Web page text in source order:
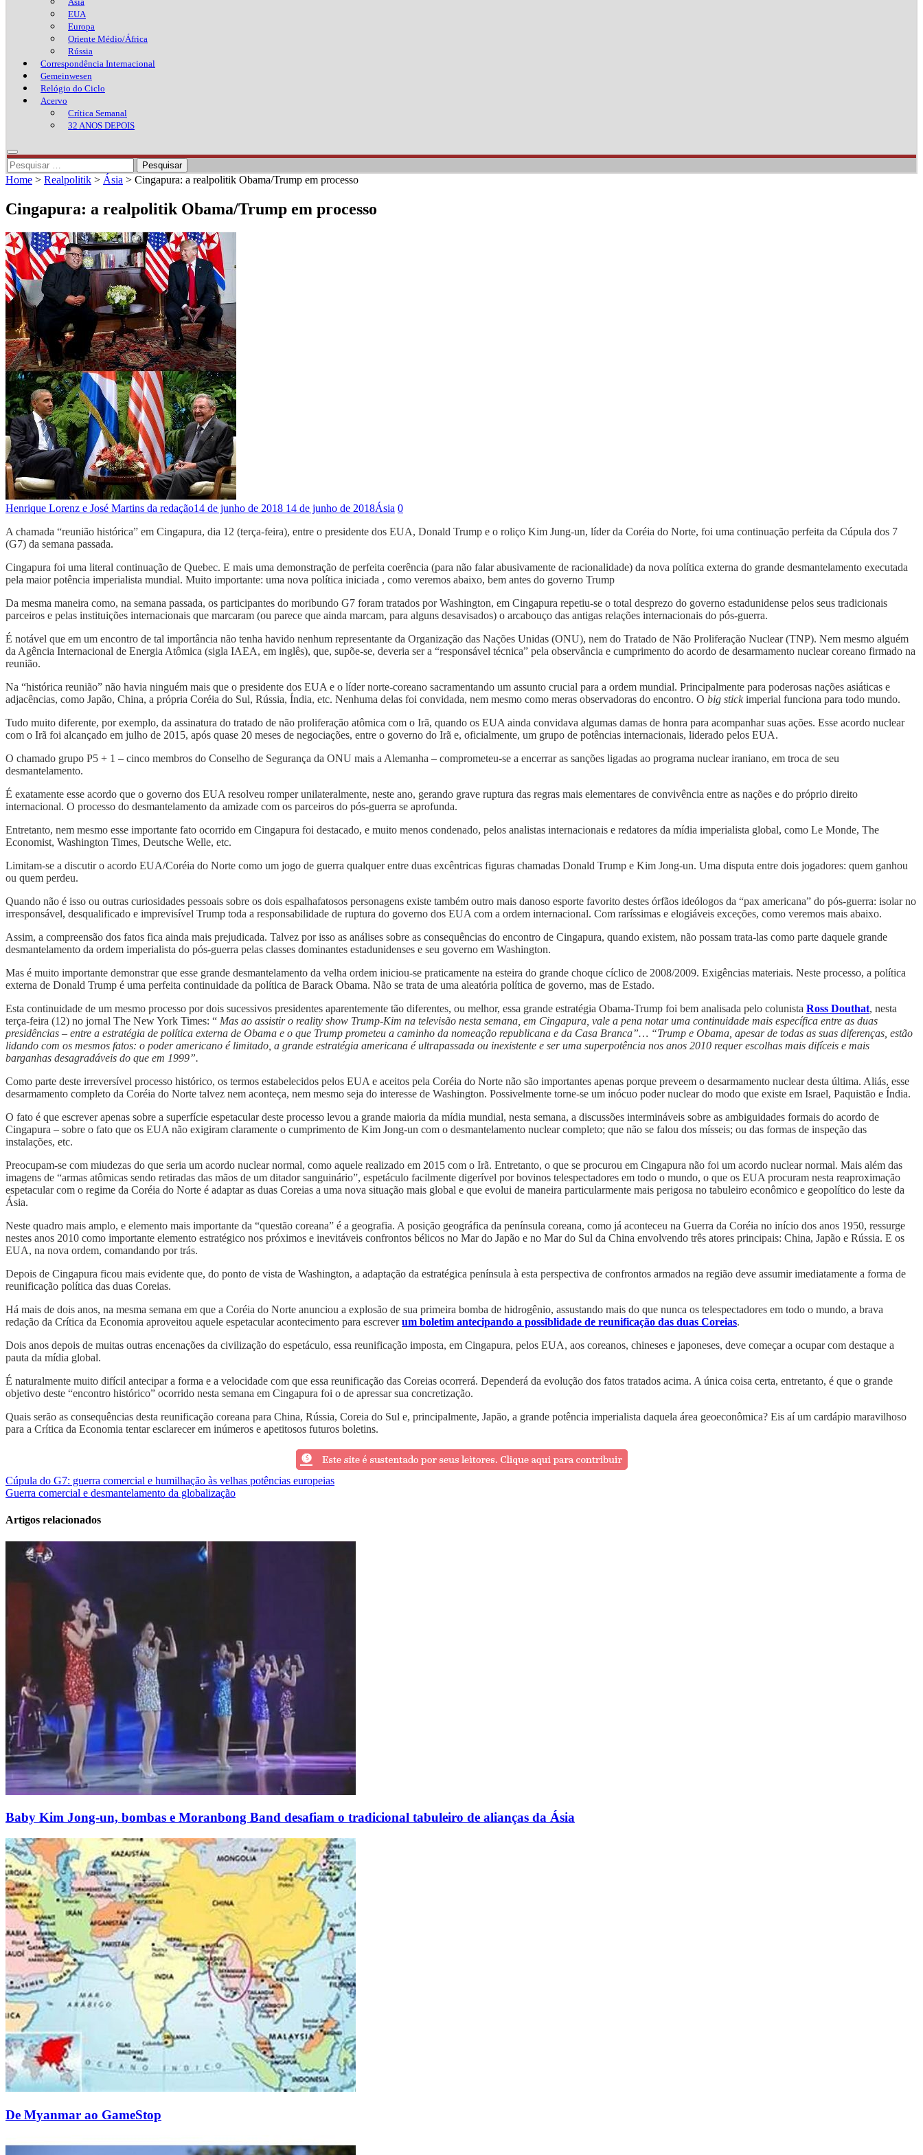
EUA
Europa
Oriente Médio/África
Rússia
Correspondência Internacional
Gemeinwesen
Relógio do Ciclo
Acervo
Crítica Semanal
32 ANOS DEPOIS
Pesquisar
por:
Home > Realpolitik > Ásia > Cingapura: a realpolitik Obama/Trump em processo
Cingapura: a realpolitik Obama/Trump em processo
Henrique Lorenz e José Martins da redação14 de junho de 2018 14 de junho de 2018Ásia 0
A chamada “reunião histórica” em Cingapura, dia 12 (terça-feira), entre o presidente dos EUA, Donald Trump e o roliço Kim Jung-un, líder da Coréia do Norte, foi uma continuação perfeita da Cúpula dos 7
(G7) da semana passada.
Cingapura foi uma literal continuação de Quebec. E mais uma demonstração de perfeita coerência (para não falar abusivamente de racionalidade) da nova política externa do grande desmantelamento executada
pela maior potência imperialista mundial. Muito importante: uma nova política iniciada , como veremos abaixo, bem antes do governo Trump
Da mesma maneira como, na semana passada, os participantes do moribundo G7 foram tratados por Washington, em Cingapura repetiu-se o total desprezo do governo estadunidense pelos seus tradicionais
parceiros e pelas instituições internacionais que marcaram (ou parece que ainda marcam, para alguns desavisados) o arcabouço das antigas relações internacionais do pós-guerra.
É notável que em um encontro de tal importância não tenha havido nenhum representante da Organização das Nações Unidas (ONU), nem do Tratado de Não Proliferação Nuclear (TNP). Nem mesmo alguém
da Agência Internacional de Energia Atômica (sigla IAEA, em inglês), que, supõe-se, deveria ser a “responsável técnica” pela observância e cumprimento do acordo de desarmamento nuclear coreano firmado na
reunião.
Na “histórica reunião” não havia ninguém mais que o presidente dos EUA e o líder norte-coreano sacramentando um assunto crucial para a ordem mundial. Principalmente para poderosas nações asiáticas e
adjacências, como Japão, China, a própria Coréia do Sul, Rússia, Índia, etc. Nenhuma delas foi convidada, nem mesmo como meras observadoras do encontro. O big stickimperial funciona para todo mundo.
Tudo muito diferente, por exemplo, da assinatura do tratado de não proliferação atômica com o Irã, quando os EUA ainda convidava algumas damas de honra para acompanhar suas ações. Esse acordo nuclear
com o Irã foi alcançado em julho de 2015, após quase 20 meses de negociações, entre o governo do Irã e, oficialmente, um grupo de potências internacionais, liderado pelos EUA.
O chamado grupo P5 + 1 – cinco membros do Conselho de Segurança da ONU mais a Alemanha – comprometeu-se a encerrar as sanções ligadas ao programa nuclear iraniano, em troca de seu
desmantelamento.
É exatamente esse acordo que o governo dos EUA resolveu romper unilateralmente, neste ano, gerando grave ruptura das regras mais elementares de convivência entre as nações e do próprio direito
internacional. O processo do desmantelamento da amizade com os parceiros do pós-guerra se aprofunda.
Entretanto, nem mesmo esse importante fato ocorrido em Cingapura foi destacado, e muito menos condenado, pelos analistas internacionais e redatores da mídia imperialista global, como Le Monde, The
Economist, Washington Times, Deutsche Welle, etc.
Limitam-se a discutir o acordo EUA/Coréia do Norte como um jogo de guerra qualquer entre duas excêntricas figuras chamadas Donald Trump e Kim Jong-un. Uma disputa entre dois jogadores: quem ganhou
ou quem perdeu.
Quando não é isso ou outras curiosidades pessoais sobre os dois espalhafatosos personagens existe também outro mais danoso esporte favorito destes órfãos ideólogos da “pax americana” do pós-guerra: isolar no
irresponsável, desqualificado e imprevisível Trump toda a responsabilidade de ruptura do governo dos EUA com a ordem internacional. Com raríssimas e elogiáveis exceções, como veremos mais abaixo.
Assim, a compreensão dos fatos fica ainda mais prejudicada. Talvez por isso as análises sobre as consequências do encontro de Cingapura, quando existem, não possam trata-las como parte daquele grande
desmantelamento da ordem imperialista do pós-guerra pelas classes dominantes estadunidenses e seu governo em Washington.
Mas é muito importante demonstrar que esse grande desmantelamento da velha ordem iniciou-se praticamente na esteira do grande choque cíclico de 2008/2009. Exigências materiais. Neste processo, a política
externa de Donald Trump é uma perfeita continuidade da política de Barack Obama. Não se trata de uma aleatória política de governo, mas de Estado.
Esta continuidade de um mesmo processo por dois sucessivos presidentes aparentemente tão diferentes, ou melhor, essa grande estratégia Obama-Trump foi bem analisada pelo colunista Ross Douthat, nesta
terça-feira (12) no jornal The New York Times: “ Mas ao assistir o reality show Trump-Kim na televisão nesta semana, em Cingapura, vale a pena notar uma continuidade mais específica entre as duas
presidências – entre a estratégia de política externa de Obama e o que Trump prometeu a caminho da nomeação republicana e da Casa Branca”… “Trump e Obama, apesar de todas as suas diferenças, estão
lidando com os mesmos fatos: o poder americano é limitado, a grande estratégia americana é ultrapassada ou inexistente e ser uma superpotência nos anos 2010 requer escolhas mais difíceis e mais
barganhas desagradáveis do que em 1999”.
Como parte deste irreversível processo histórico, os termos estabelecidos pelos EUA e aceitos pela Coréia do Norte não são importantes apenas porque preveem o desarmamento nuclear desta última. Aliás, esse
desarmamento completo da Coréia do Norte talvez nem aconteça, nem mesmo seja do interesse de Washington. Possivelmente torne-se um inócuo poder nuclear do modo que existe em Israel, Paquistão e Índia.
O fato é que escrever apenas sobre a superfície espetacular deste processo levou a grande maioria da mídia mundial, nesta semana, a discussões intermináveis sobre as ambiguidades formais do acordo de
Cingapura – sobre o fato que os EUA não exigiram claramente o cumprimento de Kim Jong-un com o desmantelamento nuclear completo; que não se falou dos mísseis; ou das formas de inspeção das
instalações, etc.
Preocupam-se com miudezas do que seria um acordo nuclear normal, como aquele realizado em 2015 com o Irã. Entretanto, o que se procurou em Cingapura não foi um acordo nuclear normal. Mais além das
imagens de “armas atômicas sendo retiradas das mãos de um ditador sanguinário”, espetáculo facilmente digerível por bovinos telespectadores em todo o mundo, o que os EUA procuram nesta reaproximação
espetacular com o regime da Coréia do Norte é adaptar as duas Coreias a uma nova situação mais global e que evolui de maneira particularmente mais perigosa no tabuleiro econômico e geopolítico do leste da
Ásia.
Neste quadro mais amplo, e elemento mais importante da “questão coreana” é a geografia. A posição geográfica da península coreana, como já aconteceu na Guerra da Coréia no início dos anos 1950, ressurge
nestes anos 2010 como importante elemento estratégico nos próximos e inevitáveis confrontos bélicos no Mar do Japão e no Mar do Sul da China envolvendo três atores principais: China, Japão e Rússia. E os
EUA, na nova ordem, comandando por trás.
Depois de Cingapura ficou mais evidente que, do ponto de vista de Washington, a adaptação da estratégica península à esta perspectiva de confrontos armados na região deve assumir imediatamente a forma de
reunificação política das duas Coreias.
Há mais de dois anos, na mesma semana em que a Coréia do Norte anunciou a explosão de sua primeira bomba de hidrogênio, assustando mais do que nunca os telespectadores em todo o mundo, a brava
redação da Crítica da Economia aproveitou aquele espetacular acontecimento para escrever um boletim antecipando a possiblidade de reunificação das duas Coreias.
Dois anos depois de muitas outras encenações da civilização do espetáculo, essa reunificação imposta, em Cingapura, pelos EUA, aos coreanos, chineses e japoneses, deve começar a ocupar com destaque a
pauta da mídia global.
É naturalmente muito difícil antecipar a forma e a velocidade com que essa reunificação das Coreias ocorrerá. Dependerá da evolução dos fatos tratados acima. A única coisa certa, entretanto, é que o grande
objetivo deste “encontro histórico” ocorrido nesta semana em Cingapura foi o de apressar sua concretização.
Quais serão as consequências desta reunificação coreana para China, Rússia, Coreia do Sul e, principalmente, Japão, a grande potência imperialista daquela área geoeconômica? Eis aí um cardápio maravilhoso
para a Crítica da Economia tentar esclarecer em inúmeros e apetitosos futuros boletins.
Navegação
de
Post
Cúpula do G7: guerra comercial e humilhação às velhas potências europeias
Guerra comercial e desmantelamento da globalização
Artigos relacionados
Baby Kim Jong-un, bombas e Moranbong Band desafiam o tradicional tabuleiro de alianças da Ásia
De Myanmar ao GameStop